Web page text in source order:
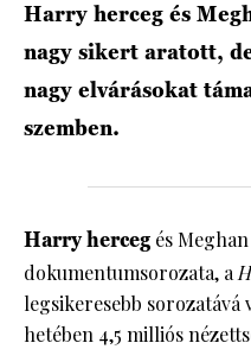
Harry herceg és
nagy sikert aratott,
nagy elvárásokat
szemben.
Harry herceg és
dokumentumsorozata, a
legsikeresebb sorozatává
hetében 4,5 milliós